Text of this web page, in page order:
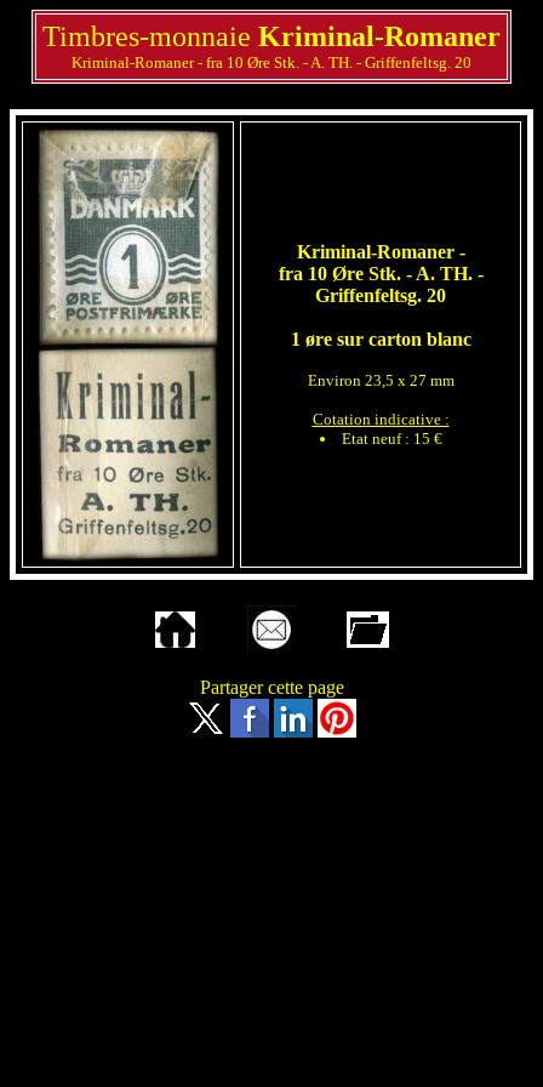
Timbres-monnaie Kriminal-Romaner
Kriminal-Romaner - fra 10 Øre Stk. - A. TH. - Griffenfeltsg. 20
Kriminal-Romaner -
fra 10 Øre Stk. - A. TH. -
Griffenfeltsg. 20
1 øre sur carton blanc
Environ 23,5 x 27 mm
Cotation indicative :
Etat neuf : 15 €
Partager cette page